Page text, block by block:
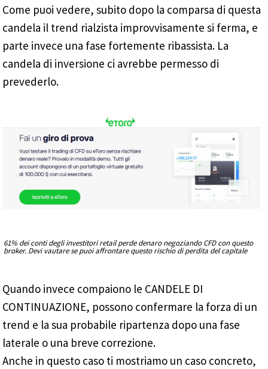
Come puoi vedere, subito dopo la comparsa di questa
candela il trend rialzista improvvisamente si ferma, e
parte invece una fase fortemente ribassista. La
candela di inversione ci avrebbe permesso di
prevederlo.
61% dei conti degli investitori retail perde denaro negoziando CFD con questo
broker. Devi vautare se puoi affrontare questo rischio di perdita del capitale
Quando invece compaiono le CANDELE DI
CONTINUAZIONE, possono confermare la forza di un
trend e la sua probabile ripartenza dopo una fase
laterale o una breve correzione.
Anche in questo caso ti mostriamo un caso concreto,